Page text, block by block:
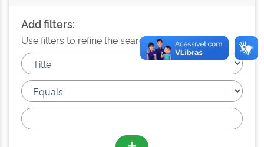
Add filters:
Use filters to refine the search results.